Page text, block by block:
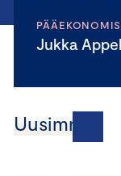
Jukka
Uusimmat